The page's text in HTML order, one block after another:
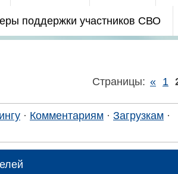
поддержки участников СВО
Страницы: « 1
· Комментариям · Загрузкам ·